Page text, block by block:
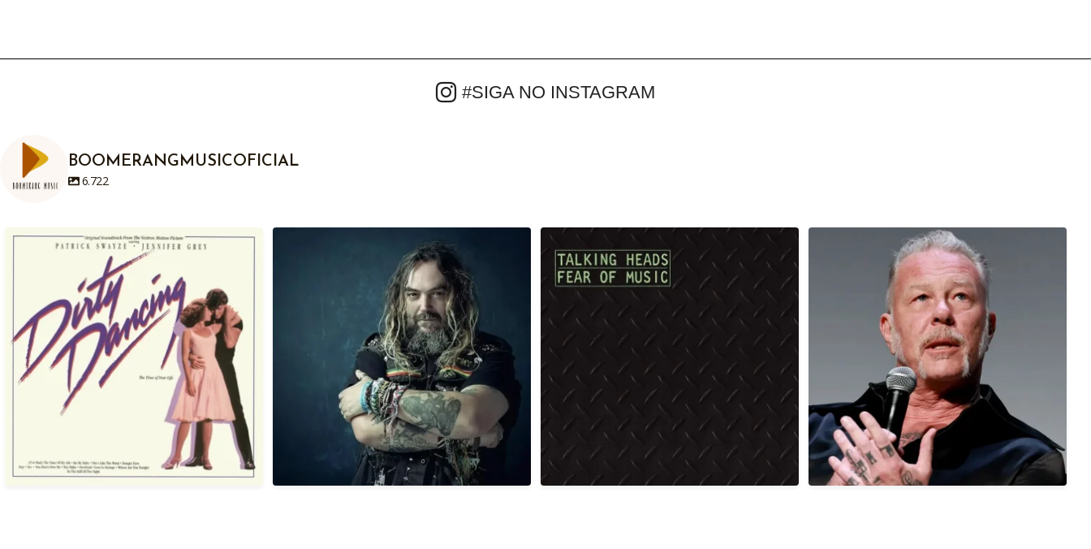
#SIGA NO INSTAGRAM
BOOMERANGMUSICOFICIAL
6.722
Em 04/08/1987, há exatamente anos atrás
era
1 0
Hoje, 04/08, é aniversário do cantor,
compositor...
1 0
Em 03/08/1979, há exatamente 47 anos atrás
era
2
Hoje, 03/08, é aniversário do cantor,
compositor,...
0 0